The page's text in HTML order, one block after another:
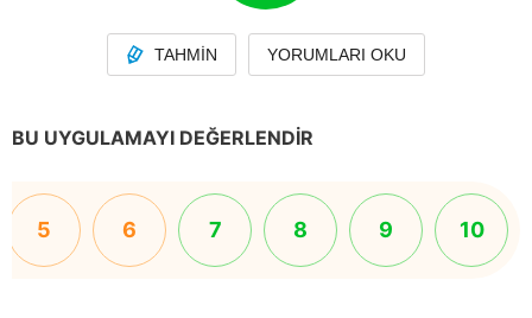
TAHMIN YORUMLARI OKU
BU UYGULAMAYI DEĞERLENDIR
5 6 7 8 9 10